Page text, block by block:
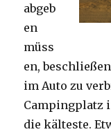
abgeb
en
müss
en,
im Auto zu
Campingplatz
die kälteste.